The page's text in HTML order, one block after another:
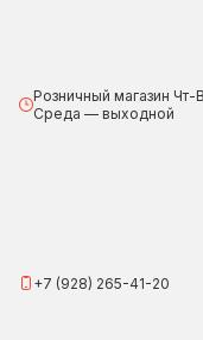
Розничный магазин Чт-
Среда — выходной
+7 (928) 265-41-20